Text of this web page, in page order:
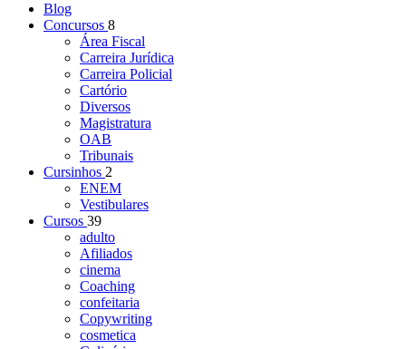
Blog
Concursos 8
Área Fiscal
Carreira Jurídica
Carreira Policial
Cartório
Diversos
Magistratura
OAB
Tribunais
Cursinhos 2
ENEM
Vestibulares
Cursos 39
adulto
Afiliados
cinema
Coaching
confeitaria
Copywriting
cosmetica